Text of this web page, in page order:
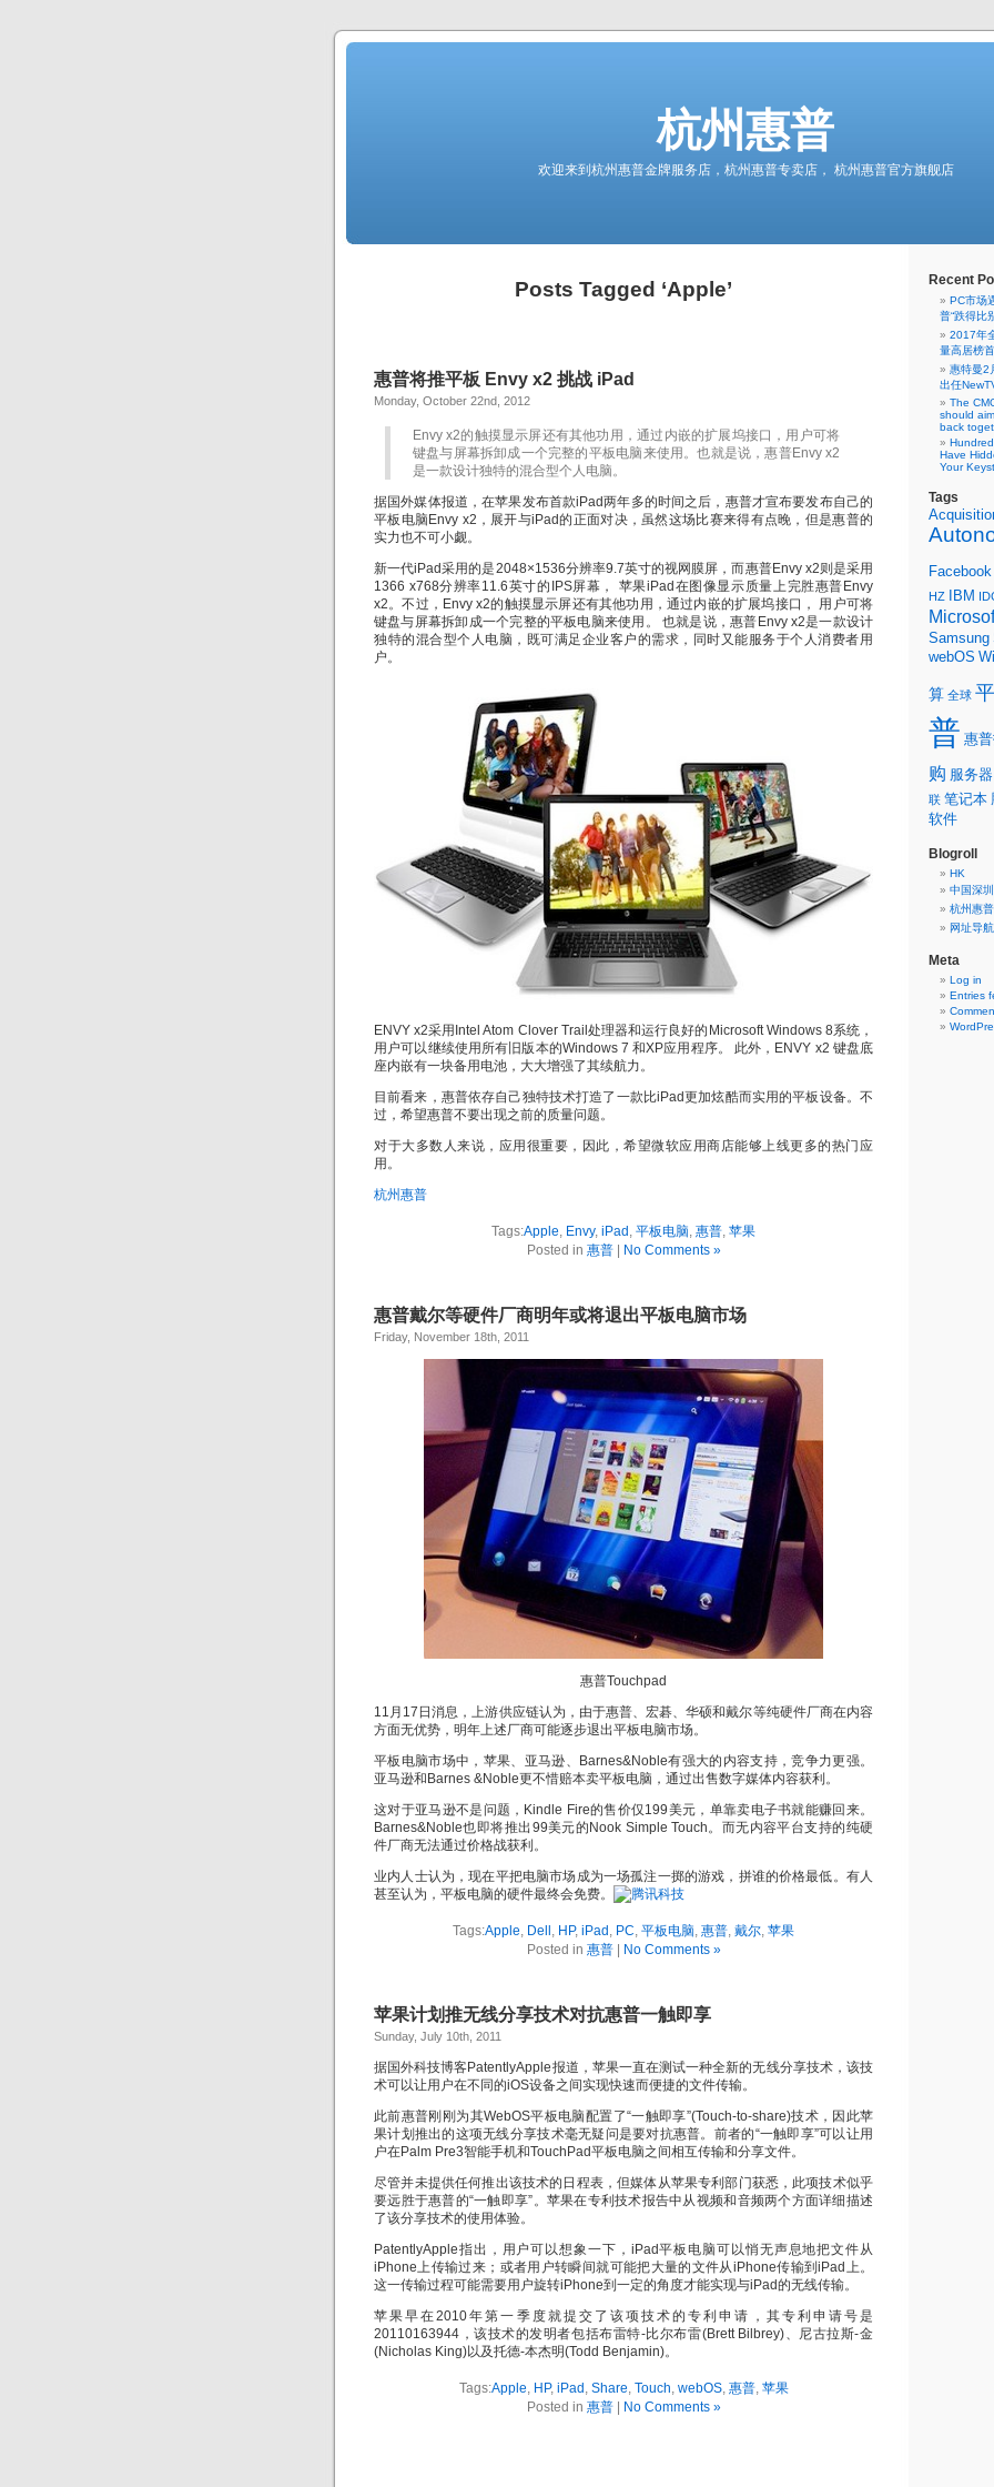
杭州惠普
欢迎来到杭州惠普金牌服务店，杭州惠普专卖店， 杭州惠普官方旗舰店
Posts Tagged ‘Apple’
惠普将推平板 Envy x2 挑战 iPad
Monday, October 22nd, 2012
Envy x2的触摸显示屏还有其他功用，通过内嵌的扩展坞接口，用户可将
键盘与屏幕拆卸成一个完整的平板电脑来使用。也就是说，惠普Envy x2
是一款设计独特的混合型个人电脑。
据国外媒体报道，在苹果发布首款iPad两年多的时间之后，惠普才宣布要发布自己的
平板电脑Envy x2，展开与iPad的正面对决，虽然这场比赛来得有点晚，但是惠普的
实力也不可小觑。
新一代iPad采用的是2048×1536分辨率9.7英寸的视网膜屏，而惠普Envy x2则是采用
1366 x768分辨率11.6英寸的IPS屏幕， 苹果iPad在图像显示质量上完胜惠普Envy
x2。不过，Envy x2的触摸显示屏还有其他功用，通过内嵌的扩展坞接口， 用户可将
键盘与屏幕拆卸成一个完整的平板电脑来使用。 也就是说，惠普Envy x2是一款设计
独特的混合型个人电脑，既可满足企业客户的需求，同时又能服务于个人消费者用
户。
ENVY x2采用Intel Atom Clover Trail处理器和运行良好的Microsoft Windows 8系统，
用户可以继续使用所有旧版本的Windows 7 和XP应用程序。 此外，ENVY x2 键盘底
座内嵌有一块备用电池，大大增强了其续航力。
目前看来，惠普依存自己独特技术打造了一款比iPad更加炫酷而实用的平板设备。不
过，希望惠普不要出现之前的质量问题。
对于大多数人来说，应用很重要，因此，希望微软应用商店能够上线更多的热门应
用。
杭州惠普
Tags:Apple, Envy, iPad , 平板电脑, 惠普, 苹果
Posted in 惠普| No Comments »
惠普戴尔等硬件厂商明年或将退出平板电脑市场
Friday, November 18th, 2011
惠普Touchpad
11月17日消息，上游供应链认为，由于惠普、宏碁、华硕和戴尔等纯硬件厂商在内容
方面无优势，明年上述厂商可能逐步退出平板电脑市场。
平板电脑市场中，苹果、亚马逊、Barnes&Noble有强大的内容支持，竞争力更强。
亚马逊和Barnes &Noble更不惜赔本卖平板电脑，通过出售数字媒体内容获利。
这对于亚马逊不是问题，Kindle Fire的售价仅199美元，单靠卖电子书就能赚回来。
Barnes&Noble也即将推出99美元的Nook Simple Touch。而无内容平台支持的纯硬
件厂商无法通过价格战获利。
业内人士认为，现在平把电脑市场成为一场孤注一掷的游戏，拼谁的价格最低。有人
甚至认为，平板电脑的硬件最终会免费。
Tags:Apple, Dell , HP, iPad , PC, 平板电脑, 惠普, 戴尔, 苹果
Posted in 惠普| No Comments »
苹果计划推无线分享技术对抗惠普一触即享
Sunday, July 10th, 2011
据国外科技博客PatentlyApple报道，苹果一直在测试一种全新的无线分享技术，该技
术可以让用户在不同的iOS设备之间实现快速而便捷的文件传输。
此前惠普刚刚为其WebOS平板电脑配置了“一触即享”(Touch-to-share)技术，因此苹
果计划推出的这项无线分享技术毫无疑问是要对抗惠普。前者的“一触即享”可以让用
户在Palm Pre3智能手机和TouchPad平板电脑之间相互传输和分享文件。
尽管并未提供任何推出该技术的日程表，但媒体从苹果专利部门获悉，此项技术似乎
要远胜于惠普的“一触即享”。苹果在专利技术报告中从视频和音频两个方面详细描述
了该分享技术的使用体验。
PatentlyApple指出，用户可以想象一下，iPad平板电脑可以悄无声息地把文件从
iPhone上传输过来；或者用户转瞬间就可能把大量的文件从iPhone传输到iPad上。
这一传输过程可能需要用户旋转iPhone到一定的角度才能实现与iPad的无线传输。
苹果早在2010年第一季度就提交了该项技术的专利申请，其专利申请号是
20110163944，该技术的发明者包括布雷特-比尔布雷(Brett Bilbrey)、尼古拉斯-金
(Nicholas King)以及托德-本杰明(Todd Benjamin)。
Tags:Apple, HP, iPad , Share, Touch, webOS, 惠普, 苹果
Posted in 惠普| No Comments »
Recent
PC市场
普“跌得比
2017年
量高居榜首
惠特曼2
出任
The
should
back
Have
Your
Tags
Facebook
HZ IBM
Samsung
webOS
算 全球
普 惠
购 服务器
联 笔记本
软件
Blogroll
HK
中国深
杭州惠普
网址导航
Meta
Log in
Entries